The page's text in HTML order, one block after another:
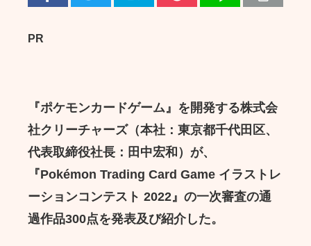
PR
『ポケモンカードゲーム』を開発する株式会
社クリーチャーズ（本社：東京都千代田区、
代表取締役社長：田中宏和）が、
『Pokémon Trading Card Game イラストレ
ーションコンテスト 2022』の一次審査の通
過作品300点を発表及び紹介した。